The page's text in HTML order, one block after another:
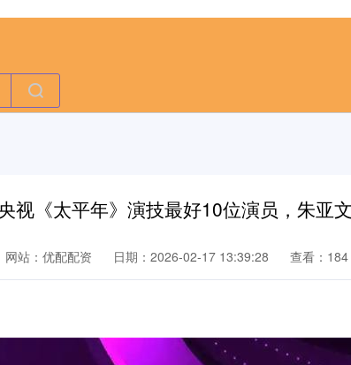
视《太平年》演技最好10位演员，朱亚
网站：优配配资 日期：2026-02-17 13:39:28 查看：184